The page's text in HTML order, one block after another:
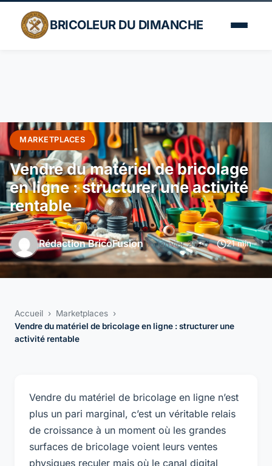
BRICOLEUR DU DIMANCHE
MARKETPLACES
Vendre du matériel de bricolage
en ligne : structurer une activité
rentable
Rédaction BricoFusion 16 janvier 2026 21 min
Accueil › Marketplaces ›
Vendre du matériel de bricolage en ligne : structurer une
activité rentable
Vendre du matériel de bricolage en ligne n’est
plus un pari marginal, c’est un véritable relais
de croissance à un moment où les grandes
surfaces de bricolage voient leurs ventes
physiques reculer mais où le canal digital